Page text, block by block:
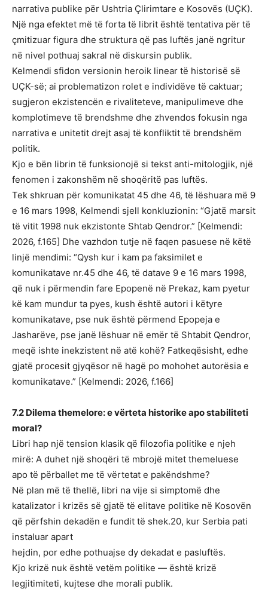
narrativa publike për Ushtria Çlirimtare e Kosovës (UÇK).
Një nga efektet më të forta të librit është tentativa për të
çmitizuar figura dhe struktura që pas luftës janë ngritur
në nivel pothuaj sakral në diskursin publik.
Kelmendi sfidon versionin heroik linear të historisë së
UÇK-së; ai problematizon rolet e individëve të caktuar;
sugjeron ekzistencën e rivaliteteve, manipulimeve dhe
komplotimeve të brendshme dhe zhvendos fokusin nga
narrativa e unitetit drejt asaj të konfliktit të brendshëm
politik.
Kjo e bën librin të funksionojë si tekst anti-mitologjik, një
fenomen i zakonshëm në shoqëritë pas luftës.
Tek shkruan për komunikatat 45 dhe 46, të lëshuara më 9
e 16 mars 1998, Kelmendi sjell konkluzionin: “Gjatë marsit
të vitit 1998 nuk ekzistonte Shtab Qendror.” [Kelmendi:
2026, f.165] Dhe vazhdon tutje në faqen pasuese në këtë
linjë mendimi: “Qysh kur i kam pa faksimilet e
komunikatave nr.45 dhe 46, të datave 9 e 16 mars 1998,
që nuk i përmendin fare Epopenë në Prekaz, kam pyetur
kë kam mundur ta pyes, kush është autori i këtyre
komunikatave, pse nuk është përmend Epopeja e
Jasharëve, pse janë lëshuar në emër të Shtabit Qendror,
meqë ishte inekzistent në atë kohë? Fatkeqësisht, edhe
gjatë procesit gjyqësor në hagë po mohohet autorësia e
komunikatave.” [Kelmendi: 2026, f.166]
7.2 Dilema themelore: e vërteta historike apo stabiliteti
moral?
Libri hap një tension klasik që filozofia politike e njeh
mirë: A duhet një shoqëri të mbrojë mitet themeluese
apo të përballet me të vërtetat e pakëndshme?
Në plan më të thellë, libri na vije si simptomë dhe
katalizator i krizës së gjatë të elitave politike në Kosovën
që përfshin dekadën e fundit të shek.20, kur Serbia pati
instaluar apart
hejdin, por edhe pothuajse dy dekadat e pasluftës.
Kjo krizë nuk është vetëm politike — është krizë
legjitimiteti, kujtese dhe morali publik.